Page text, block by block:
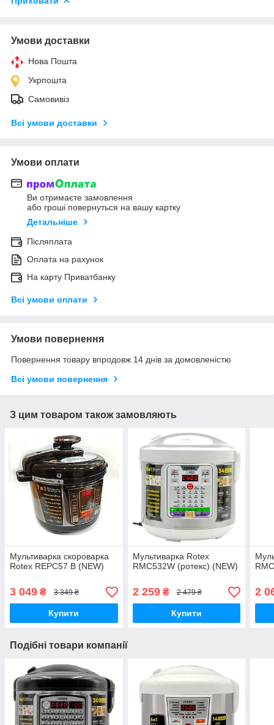
Умови доставки
Нова Пошта
Укрпошта
Самовивіз
Всі умови доставки
Умови оплати
Ви отримаєте замовлення
або гроші повернуться на вашу картку
Детальніше
Післяплата
Оплата на рахунок
На карту Приватбанку
Всі умови оплати
Умови повернення
Повернення товару впродовж 14 днів за домовленістю
Всі умови повернення
З цим товаром також замовляють
Мультиварка скороварка
Rotex REPC57 B (NEW)
3 049 ₴ 3 349 ₴
Купити
Мультиварка Rotex
RMC532W (ротекс) (NEW)
2 259₴ 2 479 ₴
Купити
2
Подібні товари компанії